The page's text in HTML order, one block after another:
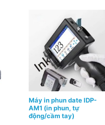
Máy in phun date IDP-
AM1 (in phun, tự
động/cầm tay)